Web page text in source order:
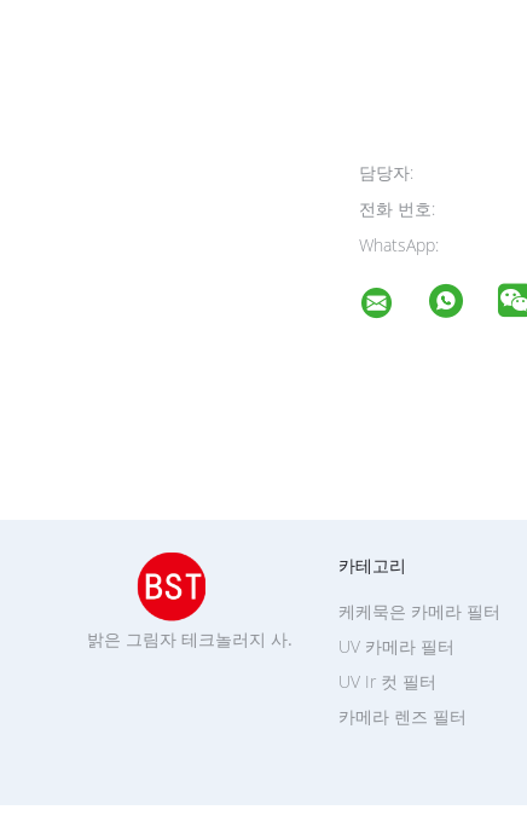
담당자:
전화 번호:
WhatsApp:
밝은 그림자 테크놀러지 사.
카테고리
카메라 렌즈 필터
케케묵은 카메라 필터
UV 카메라 필터
UV Ir 컷 필터